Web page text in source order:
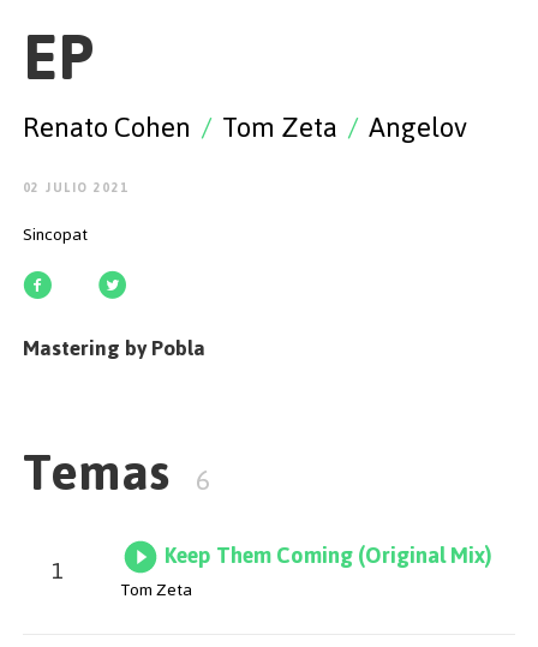
EP
Renato Cohen / Tom Zeta / Angelov
02 JULIO 2021
Sincopat
Mastering by Pobla
Temas 6
1 Keep Them Coming (Original Mix)
Tom Zeta